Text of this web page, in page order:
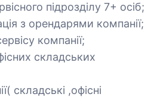
підрозділу 7+ осіб;
з орендарями компанії;
компанії;
складських
складські ,офісні